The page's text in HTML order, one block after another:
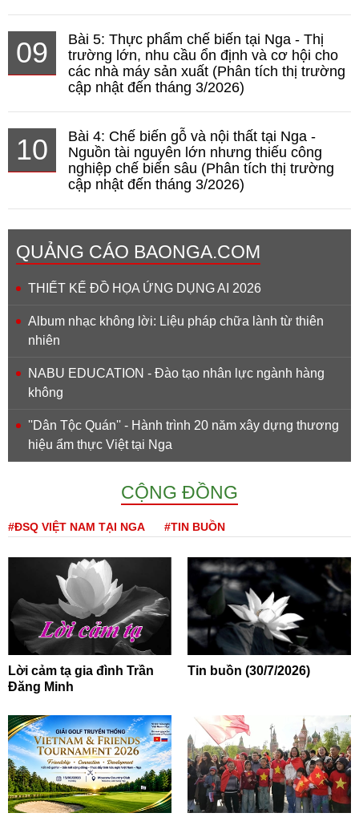
09
Bài 5: Thực phẩm chế biến tại Nga - Thị
trường lớn, nhu cầu ổn định và cơ hội cho
các nhà máy sản xuất (Phân tích thị trường
cập nhật đến tháng 3/2026)
10
Bài 4: Chế biến gỗ và nội thất tại Nga -
Nguồn tài nguyên lớn nhưng thiếu công
nghiệp chế biến sâu (Phân tích thị trường
cập nhật đến tháng 3/2026)
QUẢNG CÁO BAONGA.COM
THIẾT KẾ ĐỒ HỌA ỨNG DỤNG AI 2026
Album nhạc không lời: Liệu pháp chữa lành từ thiên
nhiên
NABU EDUCATION - Đào tạo nhân lực ngành hàng
không
''Dân Tộc Quán'' - Hành trình 20 năm xây dựng thương
hiệu ẩm thực Việt tại Nga
CỘNG ĐỒNG
#ĐSQ VIỆT NAM TẠI NGA #TIN BUỒN
Lời cảm tạ gia đình Trần
Đăng Minh
Tin buồn (30/7/2026)